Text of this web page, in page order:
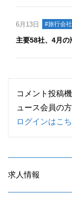
6月13日 #旅行会社
主要58社、4月
コメント投稿
ュース会員の
ログインはこ
求人情報